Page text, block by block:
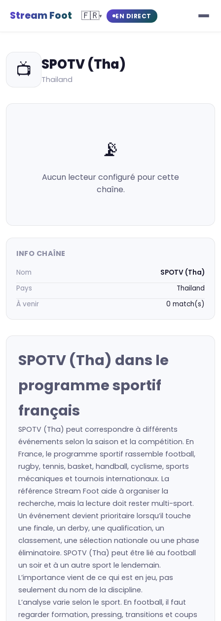
Stream Foot 🇫🇷▾ EN DIRECT
📺 SPOTV (Tha)
Thailand
📡
Aucun lecteur configuré pour cette
chaîne.
INFO CHAÎNE
Nom
SPOTV (Tha)
Pays
Thailand
À venir
0 match(s)
SPOTV (Tha) dans le
programme sportif
français
SPOTV (Tha) peut correspondre à différents
événements selon la saison et la compétition. En
France, le programme sportif rassemble football,
rugby, tennis, basket, handball, cyclisme, sports
mécaniques et tournois internationaux. La
référence Stream Foot aide à organiser la
recherche, mais la lecture doit rester multi-sport.
Un événement devient prioritaire lorsqu’il touche
une finale, un derby, une qualification, un
classement, une sélection nationale ou une phase
éliminatoire. SPOTV (Tha) peut être lié au football
un soir et à un autre sport le lendemain.
L’importance vient de ce qui est en jeu, pas
seulement du nom de la discipline.
L’analyse varie selon le sport. En football, il faut
regarder formation, pressing, transitions et coups